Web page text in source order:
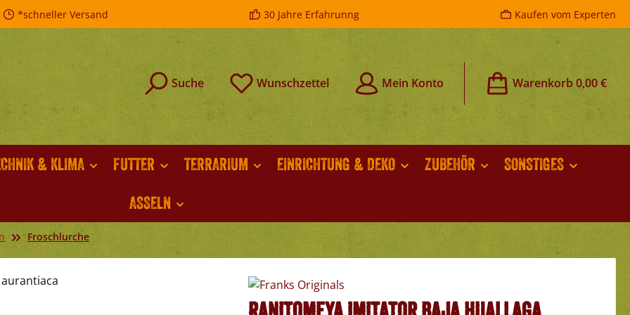
*schneller Versand 30 Jahre Erfahrunng Kaufen vom Experten
Suche Wunschzettel Mein Konto Warenkorb0,00 €
& KLIMA FUTTER TERRARIUM EINRICHTUNG & DEKO ZUBEHÖR
SONSTIGES
ASSELN
Froschlurche